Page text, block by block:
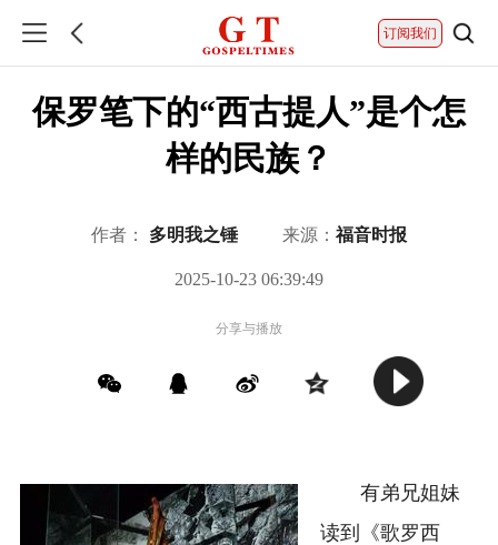
订阅我们
保罗笔下的“西古提人”是个怎
样的民族？
作者： 多明我之锤 来源： 福音时报
2025-10-23 06:39:49
分享与播放
有弟兄姐妹
读到《歌罗西